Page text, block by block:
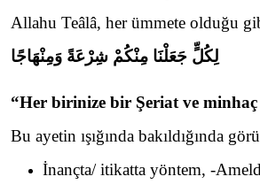
Allahu Teâlâ, her ümmete olduğu
لِكُلٍّ جَعَلْنَا مِنْكُمْ شِرْعَةً وَمِنْهَاجًا
“Her birinize bir Şeriat ve
Bu ayetin ışığında bakıldığında
İnançta/ itikatta yöntem, -